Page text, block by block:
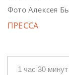
Фото Алексея
ПРЕССА
1 час 30